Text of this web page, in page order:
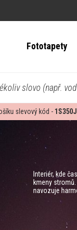
Fototapety
slovo (např.
slevový kód -
Interiér, kde
kmeny
navozuje